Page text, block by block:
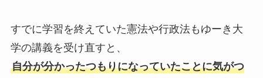
すでに学習を終えていた憲法や行政法もゆーき大
学の講義を受け直すと、
自分が分かったつもりになっていたことに気がつ